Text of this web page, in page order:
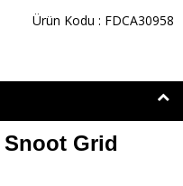
Ürün Kodu : FDCA30958
Snoot Grid